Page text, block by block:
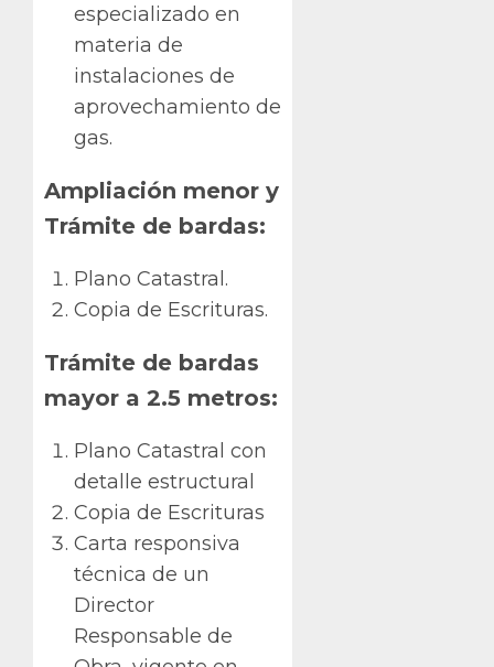
especializado en
materia de
instalaciones de
aprovechamiento de
gas.
Ampliación menor y
Trámite de bardas:
Plano Catastral.
Copia de Escrituras.
Trámite de bardas
mayor a 2.5 metros:
Plano Catastral con
detalle estructural
Copia de Escrituras
Carta responsiva
técnica de un
Director
Responsable de